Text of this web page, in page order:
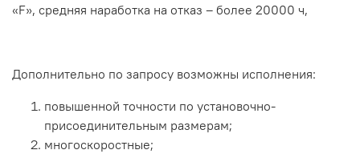
«F», средняя наработка на отказ – более 20000 ч,
Дополнительно по запросу возможны исполнения:
повышенной точности по установочно-
присоединительным размерам;
многоскоростные;